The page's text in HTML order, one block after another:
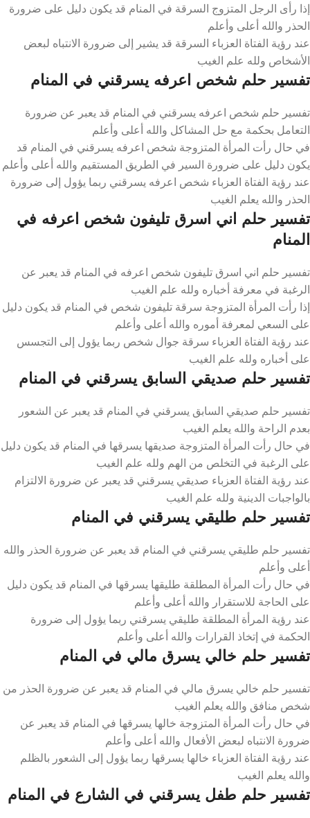
إذا رأى الرجل المتزوج السرقة في المنام قد يكون دليل على ضرورة
الحذر والله أعلى وأعلم
عند رؤية الفتاة العزباء السرقة قد يشير إلى ضرورة الانتباه لبعض
الأشخاص ولله علم الغيب
تفسير حلم شخص اعرفه يسرقني في المنام
تفسير حلم شخص اعرفه يسرقني في المنام قد يعبر عن ضرورة
التعامل بحكمة مع حل المشاكل والله أعلى وأعلم
في حال رأت المرأة المتزوجة شخص اعرفه يسرقني في المنام قد
يكون دليل على ضرورة السير في الطريق المستقيم والله أعلى وأعلم
عند رؤية الفتاة العزباء شخص اعرفه يسرقني ربما يؤول إلى ضرورة
الحذر والله يعلم الغيب
تفسير حلم اني اسرق تليفون شخص اعرفه في
المنام
تفسير حلم اني اسرق تليفون شخص اعرفه في المنام قد يعبر عن
الرغبة في معرفة أخباره ولله علم الغيب
إذا رأت المرأة المتزوجة سرقة تليفون شخص في المنام قد يكون دليل
على السعي لمعرفة أموره والله أعلى وأعلم
عند رؤية الفتاة العزباء سرقة جوال شخص ربما يؤول إلى التجسس
على أخباره ولله علم الغيب
تفسير حلم صديقي السابق يسرقني في المنام
تفسير حلم صديقي السابق يسرقني في المنام قد يعبر عن الشعور
بعدم الراحة والله يعلم الغيب
في حال رأت المرأة المتزوجة صديقها يسرقها في المنام قد يكون دليل
على الرغبة في التخلص من الهم ولله علم الغيب
عند رؤية الفتاة العزباء صديقي يسرقني قد يعبر عن ضرورة الالتزام
بالواجبات الدينية ولله علم الغيب
تفسير حلم طليقي يسرقني في المنام
تفسير حلم طليقي يسرقني في المنام قد يعبر عن ضرورة الحذر والله
أعلى وأعلم
في حال رأت المرأة المطلقة طليقها يسرقها في المنام قد يكون دليل
على الحاجة للاستقرار والله أعلى وأعلم
عند رؤية المرأة المطلقة طليقي يسرقني ربما يؤول إلى ضرورة
الحكمة في إتخاذ القرارات والله أعلى وأعلم
تفسير حلم خالي يسرق مالي في المنام
تفسير حلم خالي يسرق مالي في المنام قد يعبر عن ضرورة الحذر من
شخص منافق والله يعلم الغيب
في حال رأت المرأة المتزوجة خالها يسرقها في المنام قد يعبر عن
ضرورة الانتباه لبعض الأفعال والله أعلى وأعلم
عند رؤية الفتاة العزباء خالها يسرقها ربما يؤول إلى الشعور بالظلم
والله يعلم الغيب
تفسير حلم طفل يسرقني في الشارع في المنام